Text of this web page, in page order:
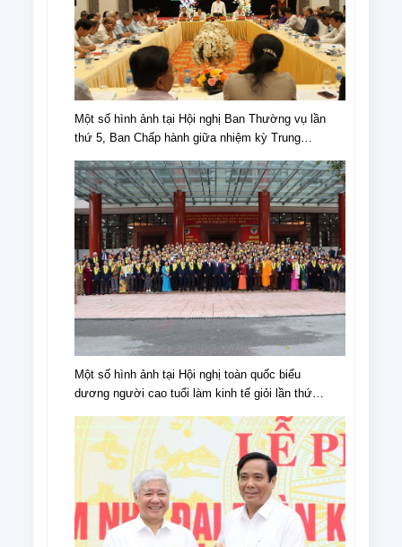
Một số hình ảnh tại Hội nghị Ban Thường vụ lần
thứ 5, Ban Chấp hành giữa nhiệm kỳ Trung
Một số hình ảnh tại Hội nghị toàn quốc biểu
dương người cao tuổi làm kinh tế giỏi lần thứ